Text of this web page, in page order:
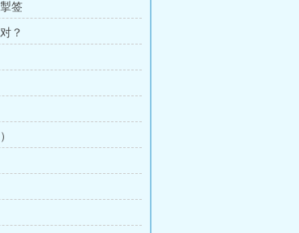
签
？